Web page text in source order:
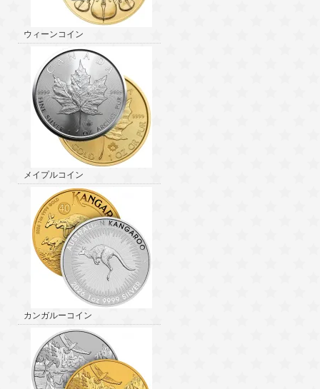
ウィーンコイン
メイプルコイン
カンガルーコイン